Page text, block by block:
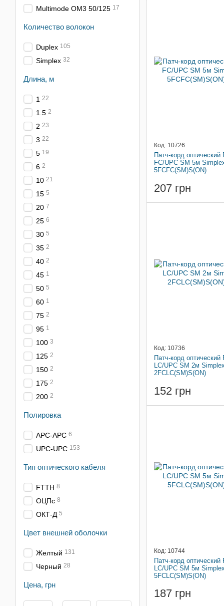
Код: 10726
Патч-корд оптический
FC/UPC SM 5м
5FCFC(SM)S(ON)
207 грн
Код: 10736
Патч-корд оптический
LC/UPC SM 2м
2FCLC(SM)S(ON)
152 грн
Код: 10744
Патч-корд оптический
LC/UPC SM 5м
5FCLC(SM)S(ON)
187 грн
Multimode OM3 50/125 17
Количество волокон
Duplex 105
Simplex 32
Длина, м
1 22
1.5 2
2 23
3 22
5 19
6 2
10 21
15 5
20 7
25 6
30 5
35 2
40 2
45 1
50 5
60 1
75 2
95 1
100 3
125 2
150 2
175 2
200 2
Полировка
APC-APC 6
UPC-UPC 153
Тип оптического кабеля
FTTH 8
ОЦПс 8
ОКТ-Д 5
Цвет внешней оболочки
Желтый 131
Черный 28
Цена, грн